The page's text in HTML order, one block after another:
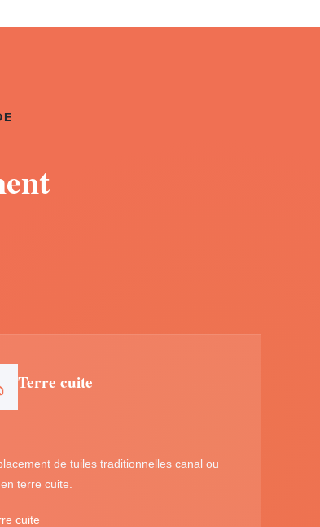
Terre cuite
de tuiles traditionnelles canal ou
terre cuite.
cuite